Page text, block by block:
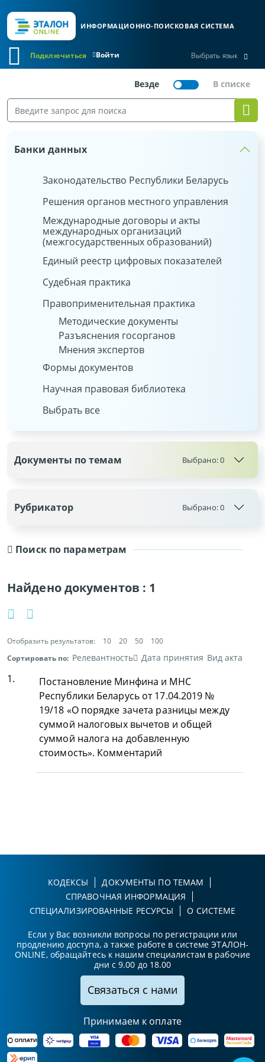
ИНФОРМАЦИОННО-ПОИСКОВАЯ СИСТЕМА
Войти
Подключиться Выбрать язык
Поиск по параметрам
Найдено документов : 1
Отобразить результатов: 10 20 50
100
Сортировать по: Релевантность Дата принятия Вид акта
1.
Постановление Минфина и МНС
Республики Беларусь от 17.04.2019 №
19/18 «О порядке зачета разницы между
суммой налоговых вычетов и общей
суммой налога на добавленную
стоимость». Комментарий
Банки данных
Законодательство Республики Беларусь
Решения органов местного управления
Международные договоры и акты
международных организаций
(межгосударственных образований)
Единый реестр цифровых показателей
Судебная практика
Правоприменительная практика
Методические документы
Разъяснения госорганов
Мнения экспертов
Формы документов
Научная правовая библиотека
Выбрать все
Документы по темам Выбрано:0
Рубрикатор Выбрано:0
КОДЕКСЫ
ДОКУМЕНТЫ ПО ТЕМАМ
СПРАВОЧНАЯ ИНФОРМАЦИЯ
СПЕЦИАЛИЗИРОВАННЫЕ РЕСУРСЫ
О СИСТЕМЕ
Если у Вас возникли вопросы по регистрации или
продлению доступа, а также работе в системе ЭТАЛОН-
ONLINE, обращайтесь к нашим специалистам в рабочие
дни с 9.00 до 18.00
Связаться с нами
Принимаем к оплате